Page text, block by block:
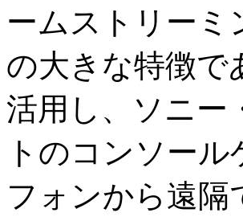
ームストリーミ
の大きな特徴で
活用し、ソニー
トのコンソー
フォンから遠